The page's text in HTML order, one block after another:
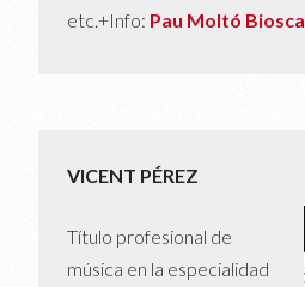
etc.+Info: Pau Moltó Biosca
VICENT PÉREZ
Título profesional de
música en la especialidad